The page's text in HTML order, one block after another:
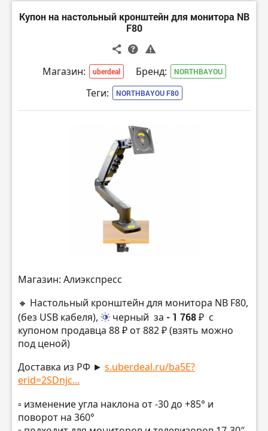
Купон на настольный кронштейн для монитора NB
F80
Магазин: uberdeal Бренд: NORTHBAYOU
Теги: NORTHBAYOU F80
Магазин: Алиэкспресс
🔸 Настольный кронштейн для монитора NB F80,
(без USB кабеля),
черный за - 1 768 ₽ с
купоном продавца 88 ₽ от 882 ₽ (взять можно
под ценой)
Доставка из РФ ► s.uberdeal.ru/ba5E?
erid=2SDnjc...
▫️ изменение угла наклона от -30 до +85° и
поворот на 360°